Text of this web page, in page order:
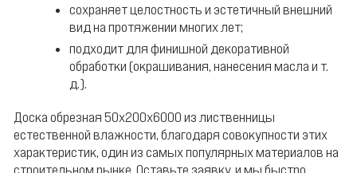
сохраняет целостность и эстетичный внешний
вид на протяжении многих лет;
подходит для финишной декоративной
обработки (окрашивания, нанесения масла и т.
д.).
Доска обрезная 50х200х6000 из лиственницы
естественной влажности, благодаря совокупности этих
характеристик, один из самых популярных материалов на
строительном рынке. Оставьте заявку, и мы быстро